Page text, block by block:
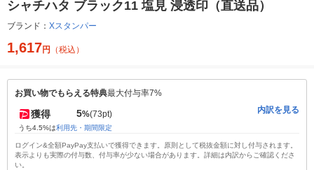
シャチハタ ブラック11 塩見 浸透印（直送品）
ブランド： Xスタンパー
1,617円 （税込）
お買い物でもらえる特典最大付与率7%
獲得 5%(73pt)
うち4.5%は利用先・期間限定
内訳を見る
ログイン&全額PayPay支払いで獲得できます。原則として税抜金額に対し付与されます。
表示よりも実際の付与数、付与率が少ない場合があります。詳細は内訳からご確認くださ
い。